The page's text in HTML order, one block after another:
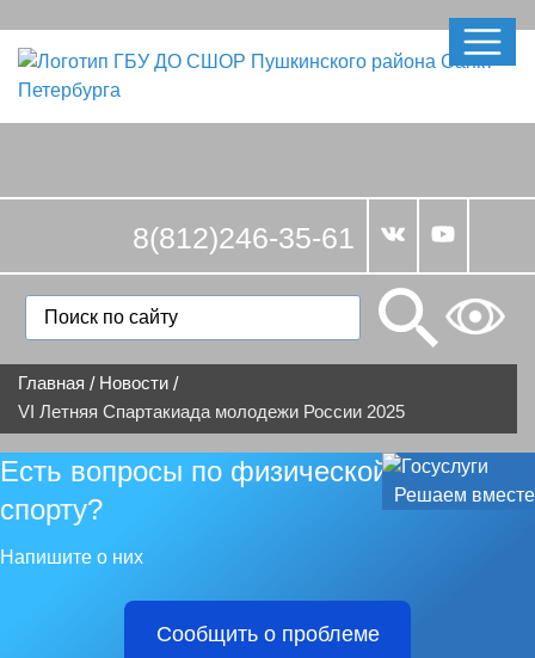
8(812)246-35-61
Главная / Новости /
VI Летняя Спартакиада молодежи России 2025
Решаем вместе
Есть вопросы по физической культуре и
спорту?
Напишите о них
Сообщить о проблеме